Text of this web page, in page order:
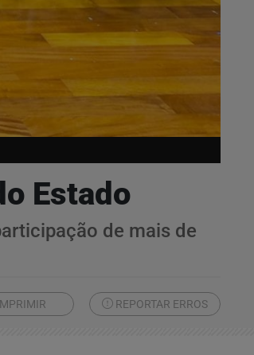
Estado
de mais de
REPORTAR ERROS